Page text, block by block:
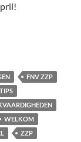
FNV ZZP
WELKOM
ZZP